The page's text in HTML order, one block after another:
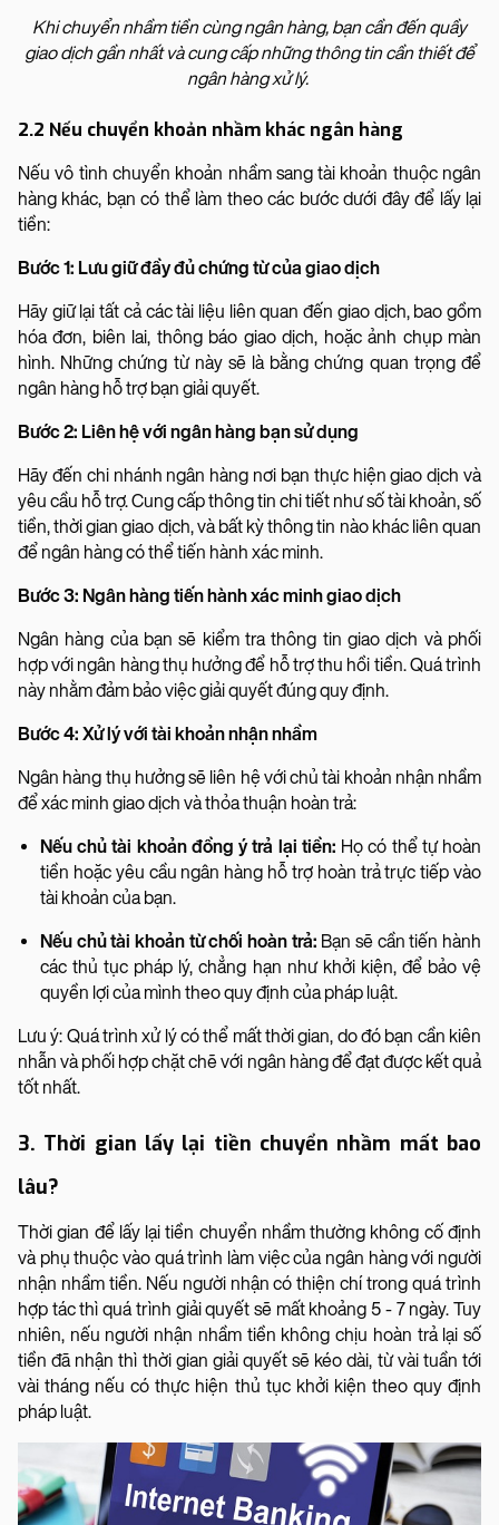
Khi chuyển nhầm tiền cùng ngân hàng, bạn cần đến quầy
giao dịch gần nhất và cung cấp những thông tin cần thiết để
ngân hàng xử lý.
2.2 Nếu chuyển khoản nhầm khác ngân hàng
Nếu vô tình chuyển khoản nhầm sang tài khoản thuộc ngân
hàng khác, bạn có thể làm theo các bước dưới đây để lấy lại
tiền:
Bước 1: Lưu giữ đầy đủ chứng từ của giao dịch
Hãy giữ lại tất cả các tài liệu liên quan đến giao dịch, bao gồm
hóa đơn, biên lai, thông báo giao dịch, hoặc ảnh chụp màn
hình. Những chứng từ này sẽ là bằng chứng quan trọng để
ngân hàng hỗ trợ bạn giải quyết.
Bước 2: Liên hệ với ngân hàng bạn sử dụng
Hãy đến chi nhánh ngân hàng nơi bạn thực hiện giao dịch và
yêu cầu hỗ trợ. Cung cấp thông tin chi tiết như số tài khoản, số
tiền, thời gian giao dịch, và bất kỳ thông tin nào khác liên quan
để ngân hàng có thể tiến hành xác minh.
Bước 3: Ngân hàng tiến hành xác minh giao dịch
Ngân hàng của bạn sẽ kiểm tra thông tin giao dịch và phối
hợp với ngân hàng thụ hưởng để hỗ trợ thu hồi tiền. Quá trình
này nhằm đảm bảo việc giải quyết đúng quy định.
Bước 4: Xử lý với tài khoản nhận nhầm
Ngân hàng thụ hưởng sẽ liên hệ với chủ tài khoản nhận nhầm
để xác minh giao dịch và thỏa thuận hoàn trả:
Nếu chủ tài khoản đồng ý trả lại tiền: Họ có thể tự hoàn
tiền hoặc yêu cầu ngân hàng hỗ trợ hoàn trả trực tiếp vào
tài khoản của bạn.
Nếu chủ tài khoản từ chối hoàn trả: Bạn sẽ cần tiến hành
các thủ tục pháp lý, chẳng hạn như khởi kiện, để bảo vệ
quyền lợi của mình theo quy định của pháp luật.
Lưu ý: Quá trình xử lý có thể mất thời gian, do đó bạn cần kiên
nhẫn và phối hợp chặt chẽ với ngân hàng để đạt được kết quả
tốt nhất.
3. Thời gian lấy lại tiền chuyển nhầm mất bao
lâu?
Thời gian để lấy lại tiền chuyển nhầm thường không cố định
và phụ thuộc vào quá trình làm việc của ngân hàng với người
nhận nhầm tiền. Nếu người nhận có thiện chí trong quá trình
hợp tác thì quá trình giải quyết sẽ mất khoảng 5 - 7 ngày. Tuy
nhiên, nếu người nhận nhầm tiền không chịu hoàn trả lại số
tiền đã nhận thì thời gian giải quyết sẽ kéo dài, từ vài tuần tới
vài tháng nếu có thực hiện thủ tục khởi kiện theo quy định
pháp luật.